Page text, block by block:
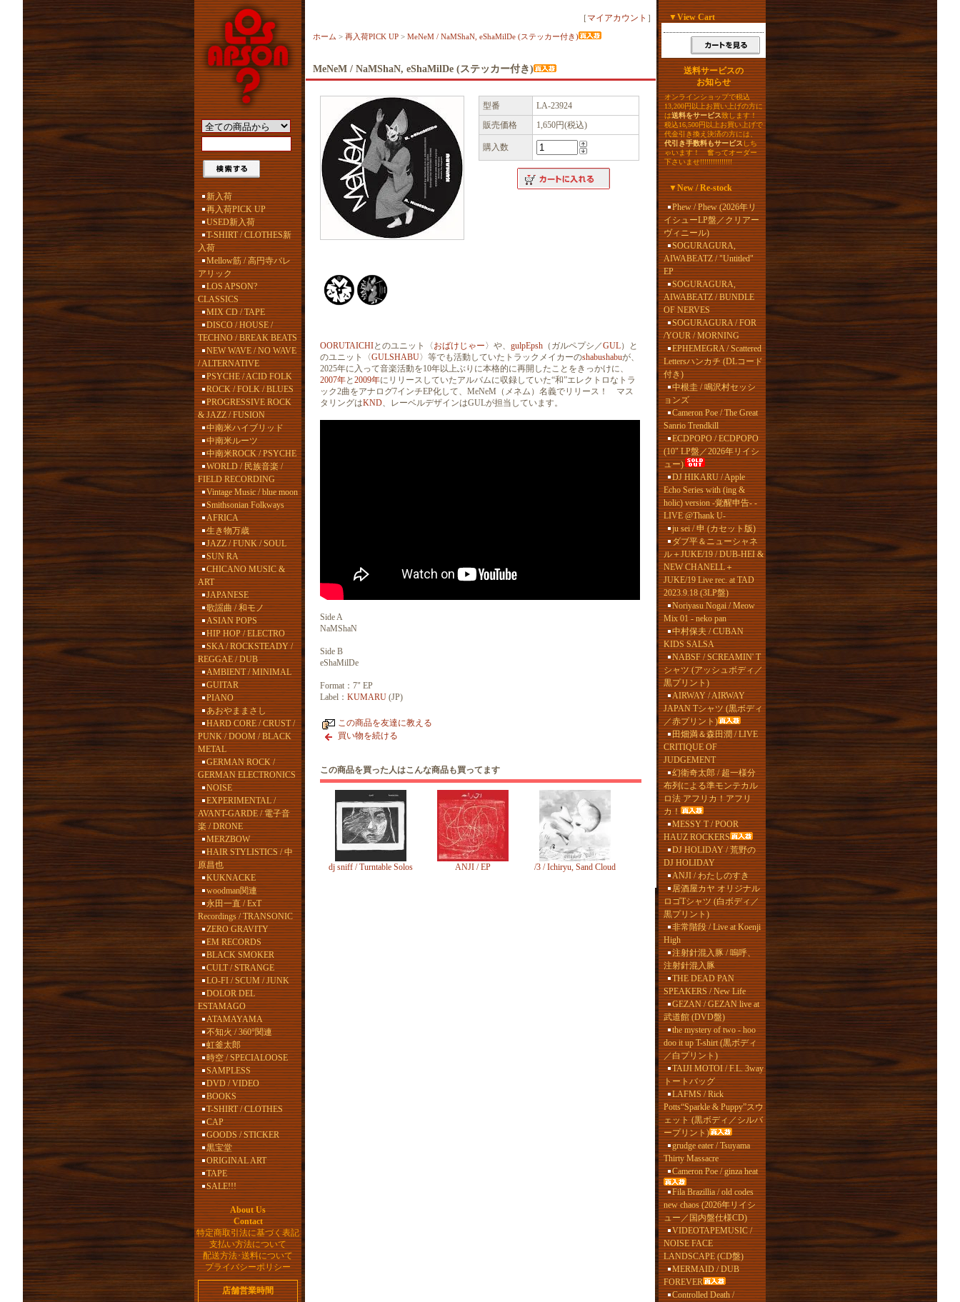
新入荷
再入荷PICK UP
USED新入荷
T-SHIRT / CLOTHES新
入荷
Mellow筋 / 高円寺バレ
アリック
LOS APSON?
CLASSICS
MIX CD / TAPE
DISCO / HOUSE /
TECHNO / BREAK BEATS
NEW WAVE / NO WAVE
/ ALTERNATIVE
PSYCHE / ACID FOLK
ROCK / FOLK / BLUES
PROGRESSIVE ROCK
& JAZZ / FUSION
中南米ハイブリッド
中南米ルーツ
中南米ROCK / PSYCHE
WORLD / 民族音楽 /
FIELD RECORDING
Vintage Music / blue moon
Smithsonian Folkways
AFRICA
生き物万歳
JAZZ / FUNK / SOUL
SUN RA
CHICANO MUSIC &
ART
JAPANESE
歌謡曲 / 和モノ
ASIAN POPS
HIP HOP / ELECTRO
SKA / ROCKSTEADY /
REGGAE / DUB
AMBIENT / MINIMAL
GUITAR
PIANO
あおやままさし
HARD CORE / CRUST /
PUNK / DOOM / BLACK
METAL
GERMAN ROCK /
GERMAN ELECTRONICS
NOISE
EXPERIMENTAL /
AVANT-GARDE / 電子音
楽 / DRONE
MERZBOW
HAIR STYLISTICS / 中
原昌也
KUKNACKE
woodman関連
永田一直 / ExT
Recordings / TRANSONIC
ZERO GRAVITY
EM RECORDS
BLACK SMOKER
CULT / STRANGE
LO-FI / SCUM / JUNK
DOLOR DEL
ESTAMAGO
ATAMAYAMA
不知火 / 360°関連
虹釜太郎
時空 / SPECIALOOSE
SAMPLESS
DVD / VIDEO
BOOKS
T-SHIRT / CLOTHES
CAP
GOODS / STICKER
黒宝堂
ORIGINAL ART
TAPE
SALE!!!
About Us
Contact
特定商取引法に基づく表記
支払い方法について
配送方法･送料について
プライバシーポリシー
店舗営業時間
［ マイアカウント ］
ホーム > 再入荷PICK UP > MeNeM / NaMShaN, eShaMilDe (ステッカー付き)
MeNeM / NaMShaN, eShaMilDe (ステッカー付き)
型番
LA-23924
販売価格
1,650円(税込)
購入数
OORUTAICHIとのユニット〈 おばけじゃー 〉や、 gulpEpsh （ガルペプシ／GUL）と
のユニット〈GULSHABU〉等でも活動していたトラックメイカーのshabushabuが、
2025年に入って音楽活動を10年以上ぶりに本格的に再開したことをきっかけに、
2007年と 2009年にリリースしていたアルバムに収録していた“和”エレクトロなトラ
ック2曲をアナログ7インチEP化して、MeNeM（メネム）名義でリリース！ マス
タリングはKND、レーベルデザインはGULが担当しています。
Side A
NaMShaN
Side B
eShaMilDe
Format：7" EP
Label： KUMARU (JP)
この商品を友達に教える
買い物を続ける
この商品を買った人はこんな商品も買ってます
dj sniff / Turntable Solos ANJI / EP /3 / Ichiryu, Sand Cloud
▼View Cart
送料サービスの
お知らせ
オンラインショップで税込
13,200円以上お買い上げの方に
は送料をサービス致します！
税込16,500円以上お買い上げで
代金引き換え決済の方には、
代引き手数料もサービスしち
ゃいます！ 奮ってオーダー
下さいませ!!!!!!!!!!!!!!!
▼New / Re-stock
Phew / Phew (2026年リ
イシューLP盤／クリアー
ヴィニール)
SOGURAGURA,
AIWABEATZ / "Untitled"
EP
SOGURAGURA,
AIWABEATZ / BUNDLE
OF NERVES
SOGURAGURA / FOR
/YOUR / MORNING
EPHEMEGRA / Scattered
Lettersハンカチ (DLコード
付き)
中根圭 / 鳴沢村セッシ
ョンズ
Cameron Poe / The Great
Sanrio Trendkill
ECDPOPO / ECDPOPO
(10" LP盤／2026年リイシ
ュー)
DJ HIKARU / Apple
Echo Series with (ing &
holic) version -覚醒申告- -
LIVE @Thank U-
ju sei / 申 (カセット版)
ダブ平＆ニューシャネ
ル＋JUKE/19 / DUB-HEI &
NEW CHANELL＋
JUKE/19 Live rec. at TAD
2023.9.18 (3LP盤)
Noriyasu Nogai / Meow
Mix 01 - neko pan
中村保夫 / CUBAN
KIDS SALSA
NABSF / SCREAMIN' T
シャツ (アッシュボディ／
黒プリント)
AIRWAY / AIRWAY
JAPAN Tシャツ (黒ボディ
／赤プリント)
田畑満＆森田潤 / LIVE
CRITIQUE OF
JUDGEMENT
幻衛奇太郎 / 超一様分
布列による準モンテカル
ロ法 アフリカ！アフリ
カ！
MESSY T / POOR
HAUZ ROCKERS
DJ HOLIDAY / 荒野の
DJ HOLIDAY
ANJI / わたしのすき
居酒屋カヤ オリジナル
ロゴTシャツ (白ボディ／
黒プリント)
非常階段 / Live at Koenji
High
注射針混入豚 / 嗚呼、
注射針混入豚
THE DEAD PAN
SPEAKERS / New Life
GEZAN / GEZAN live at
武道館 (DVD盤)
the mystery of two - hoo
doo it up T-shirt (黒ボディ
／白プリント)
TAIJI MOTOI / F.L. 3way
トートバッグ
LAFMS / Rick
Potts“Sparkle & Puppy”スウ
ェット (黒ボディ／シルバ
ープリント)
grudge eater / Tsuyama
Thirty Massacre
Cameron Poe / ginza heat
Fila Brazillia / old codes
new chaos (2026年リイシ
ュー／国内盤仕様CD)
VIDEOTAPEMUSIC /
NOISE FACE
LANDSCAPE (CD盤)
MERMAID / DUB
FOREVER
Controlled Death /